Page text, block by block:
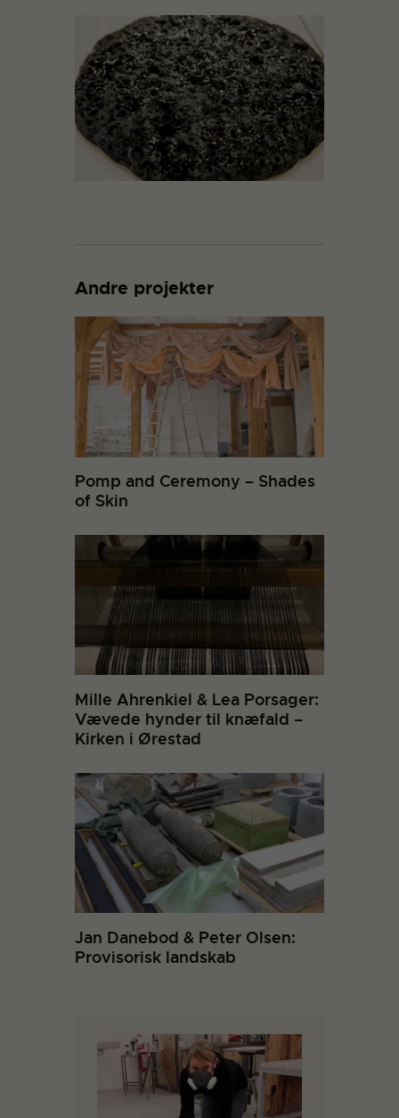
Andre projekter
Pomp and Ceremony – Shades
of Skin
Mille Ahrenkiel & Lea Porsager:
Vævede hynder til knæfald –
Kirken i Ørestad
Jan Danebod & Peter Olsen:
Provisorisk landskab